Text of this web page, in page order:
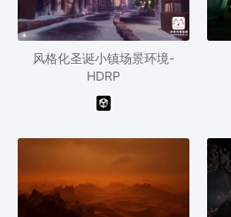
风格化圣诞小镇场景环境-
HDRP